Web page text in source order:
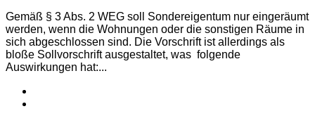
Gemäß § 3 Abs. 2 WEG soll Sondereigentum nur eingeräumt
werden, wenn die Wohnungen oder die sonstigen Räume in
sich abgeschlossen sind. Die Vorschrift ist allerdings als
bloße Sollvorschrift ausgestaltet, was folgende
Auswirkungen hat:...